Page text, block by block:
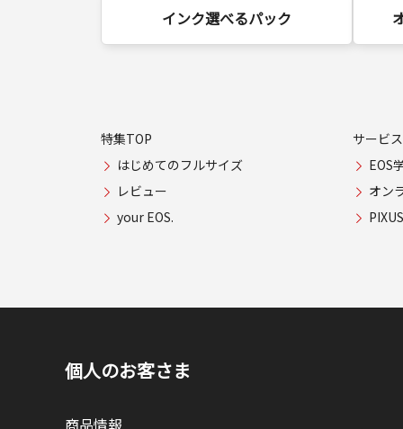
インク選べるパック
特集TOP
はじめてのフルサイズ
レビュー
your EOS.
サービ
EOS
オン
個人のお客さま
商品情報